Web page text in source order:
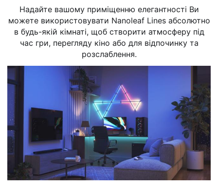
Надайте вашому приміщенню елегантності Ви
можете використовувати Nanoleaf Lines абсолютно
в будь-якій кімнаті, щоб створити атмосферу під
час гри, перегляду кіно або для відпочинку та
розслаблення.